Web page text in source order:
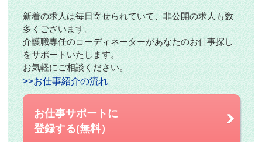
新着の求人は毎日寄せられていて、非公開の求人も数
多くございます。
介護職専任のコーディネーターがあなたのお仕事探し
をサポートいたします。
お気軽にご相談ください。
>>お仕事紹介の流れ
お仕事サポートに
登録する(無料）